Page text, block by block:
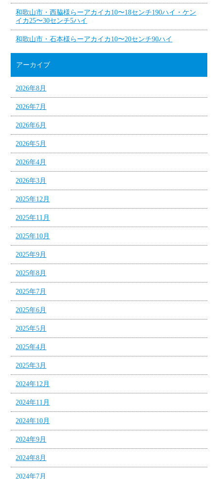
和歌山市・西脇様らーアカイカ10〜18センチ190ハイ・ケン
イカ25〜30センチ5ハイ
和歌山市・石本様らーアカイカ10〜20センチ90ハイ
アーカイブ
2026年8月
2026年7月
2026年6月
2026年5月
2026年4月
2026年3月
2025年12月
2025年11月
2025年10月
2025年9月
2025年8月
2025年7月
2025年6月
2025年5月
2025年4月
2025年3月
2024年12月
2024年11月
2024年10月
2024年9月
2024年8月
2024年7月